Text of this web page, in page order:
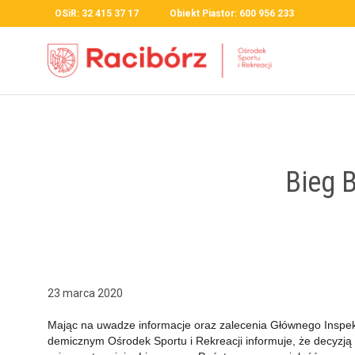
OSiR: 32 415 37 17 Obiekt Piastor: 600 956 233
Bieg
23 marca 2020
Mając na uwadze infor­ma­c­je oraz zalece­nia Głównego
demicznym Ośrodek Sportu i Rekreacji infor­mu­je, że